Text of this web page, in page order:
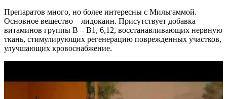
Препаратов много, но более интересны с Мильгаммой.
Основное вещество – лидокаин. Присутствует добавка
витаминов группы В – В1, 6,12, восстанавливающих нервную
ткань, стимулирующих регенерацию поврежденных участков,
улучшающих кровоснабжение.